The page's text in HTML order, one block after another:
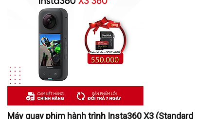
Máy quay phim hành trình Insta360 X3 (Standard